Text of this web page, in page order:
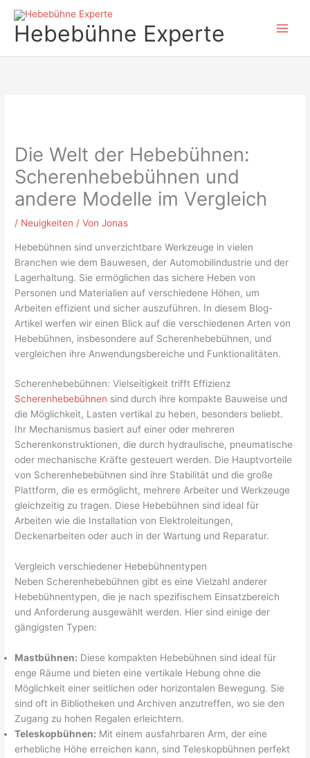
Inhalt
springen
Hebebühne Experte
Die Welt der Hebebühnen:
Scherenhebebühnen und
andere Modelle im Vergleich
/ Neuigkeiten / VonJonas
Hebebühnen sind unverzichtbare Werkzeuge in vielen
Branchen wie dem Bauwesen, der Automobilindustrie und der
Lagerhaltung. Sie ermöglichen das sichere Heben von
Personen und Materialien auf verschiedene Höhen, um
Arbeiten effizient und sicher auszuführen. In diesem Blog-
Artikel werfen wir einen Blick auf die verschiedenen Arten von
Hebebühnen, insbesondere auf Scherenhebebühnen, und
vergleichen ihre Anwendungsbereiche und Funktionalitäten.
Scherenhebebühnen: Vielseitigkeit trifft Effizienz
Scherenhebebühnen sind durch ihre kompakte Bauweise und
die Möglichkeit, Lasten vertikal zu heben, besonders beliebt.
Ihr Mechanismus basiert auf einer oder mehreren
Scherenkonstruktionen, die durch hydraulische, pneumatische
oder mechanische Kräfte gesteuert werden. Die Hauptvorteile
von Scherenhebebühnen sind ihre Stabilität und die große
Plattform, die es ermöglicht, mehrere Arbeiter und Werkzeuge
gleichzeitig zu tragen. Diese Hebebühnen sind ideal für
Arbeiten wie die Installation von Elektroleitungen,
Deckenarbeiten oder auch in der Wartung und Reparatur.
Vergleich verschiedener Hebebühnentypen
Neben Scherenhebebühnen gibt es eine Vielzahl anderer
Hebebühnentypen, die je nach spezifischem Einsatzbereich
und Anforderung ausgewählt werden. Hier sind einige der
gängigsten Typen:
Mastbühnen: Diese kompakten Hebebühnen sind ideal für
enge Räume und bieten eine vertikale Hebung ohne die
Möglichkeit einer seitlichen oder horizontalen Bewegung. Sie
sind oft in Bibliotheken und Archiven anzutreffen, wo sie den
Zugang zu hohen Regalen erleichtern.
Teleskopbühnen: Mit einem ausfahrbaren Arm, der eine
erhebliche Höhe erreichen kann, sind Teleskopbühnen perfekt